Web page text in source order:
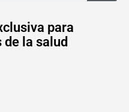
para
la salud